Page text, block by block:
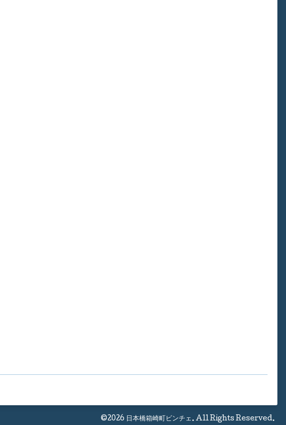
©2026 日本橋箱崎町ビンチェ . All Rights Reserved.